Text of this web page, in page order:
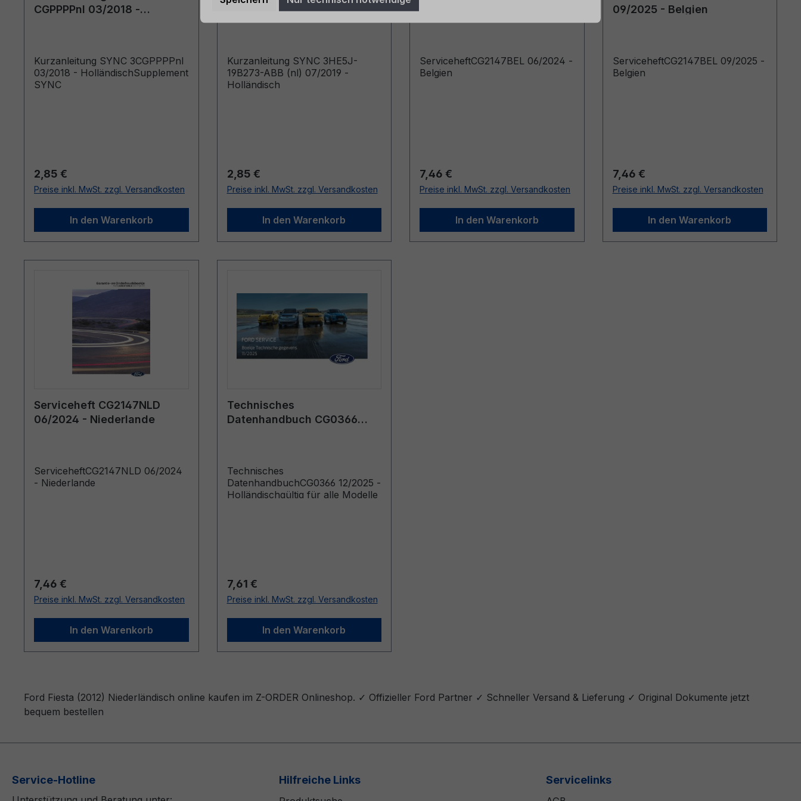
CGPPPPnl 03/2018 -
Kurzanleitung SYNC 3CGPPPPnl
03/2018 - HolländischSupplement
SYNC
Regulärer Preis:
2,85 €
Preise inkl. MwSt. zzgl. Versandkosten
In den Warenkorb
19B273-ABB (nl) 07/2019 -
Holländisch
Kurzanleitung SYNC 3HE5J-
19B273-ABB (nl) 07/2019 -
Holländisch
Regulärer Preis:
2,85 €
Preise inkl. MwSt. zzgl. Versandkosten
In den Warenkorb
ServiceheftCG2147BEL 06/2024 -
Belgien
Regulärer Preis:
7,46 €
Preise inkl. MwSt. zzgl. Versandkosten
In den Warenkorb
09/2025 - Belgien
ServiceheftCG2147BEL 09/2025 -
Belgien
Regulärer Preis:
7,46 €
Preise inkl. MwSt. zzgl. Versandkosten
In den Warenkorb
Serviceheft CG2147NLD
06/2024 - Niederlande
ServiceheftCG2147NLD 06/2024
- Niederlande
Regulärer Preis:
7,46 €
Preise inkl. MwSt. zzgl. Versandkosten
In den Warenkorb
Technisches
Datenhandbuch CG0366
Technisches
DatenhandbuchCG0366 12/2025 -
Holländischgültig für alle Modelle
Regulärer Preis:
7,61 €
Preise inkl. MwSt. zzgl. Versandkosten
In den Warenkorb
Ford Fiesta (2012) Niederländisch online kaufen im Z-ORDER Onlineshop. ✓ Offizieller Ford Partner ✓ Schneller Versand & Lieferung ✓ Original Dokumente jetzt
bequem bestellen
Service-Hotline Hilfreiche Links Servicelinks